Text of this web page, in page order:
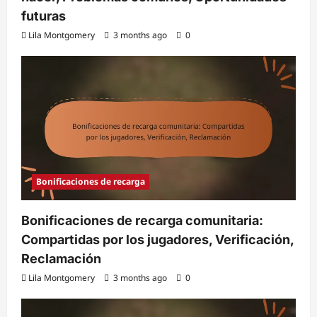
futuras
Lila Montgomery 3 months ago 0
Bonificaciones de recarga
Bonificaciones de recarga comunitaria:
Compartidas por los jugadores, Verificación,
Reclamación
Lila Montgomery 3 months ago 0